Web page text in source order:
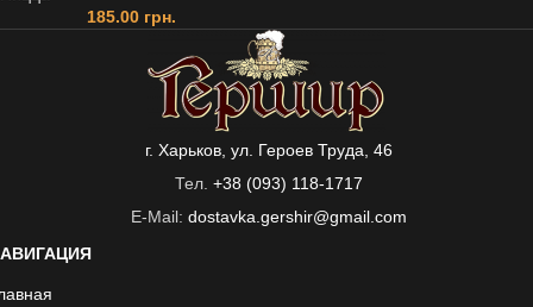
185.00 грн.
г. Харьков, ул. Героев Труда, 46
Тел. +38 (093) 118-1717
E-Mail: dostavka.gershir@gmail.com